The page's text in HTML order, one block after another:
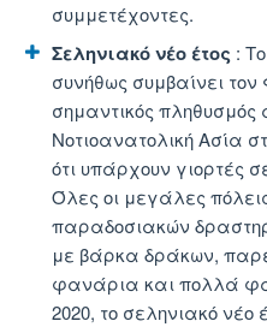
συμμετέχοντες.
Σεληνιακό νέο έτος :
συνήθως συμβαίνει
σημαντικός πληθυσμός
Νοτιοανατολική Ασία
ότι υπάρχουν γιορτές
Όλες οι μεγάλες
παραδοσιακών
με βάρκα δράκων,
φανάρια και πολλά
2020, το σεληνιακό νέο